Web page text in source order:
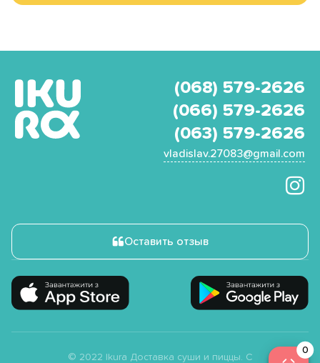
(068) 579-2626
(066) 579-2626
(063) 579-2626
vladislav.27083@gmail.com
Оставить отзыв
© 2022 Ikura Доставка суши и пиццы. С